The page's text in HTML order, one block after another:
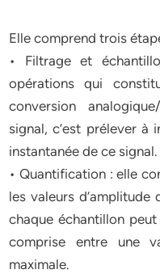
Elle comprend trois
• Filtrage et
opérations qui
conversion
signal, c’est prélever à
instantanée de ce signal.
• Quantification : elle
les valeurs d’amplitude
chaque échantillon
comprise entre une
maximale.